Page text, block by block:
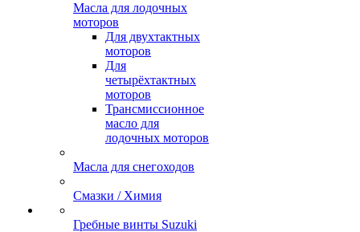
Масла для лодочных
моторов
Для двухтактных
моторов
Для
четырёхтактных
моторов
Трансмиссионное
масло для
лодочных моторов
Масла для снегоходов
Смазки / Химия
Гребные винты Suzuki